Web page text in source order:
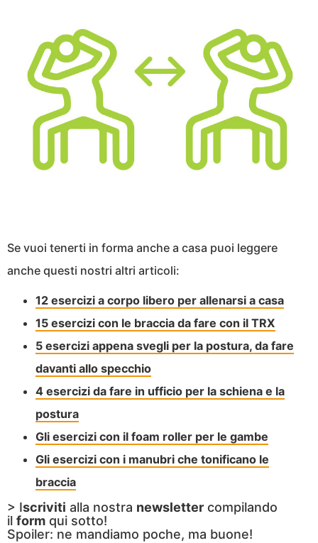
Se vuoi tenerti in forma anche a casa puoi leggere
anche questi nostri altri articoli:
12 esercizi a corpo libero per allenarsi a casa
15 esercizi con le braccia da fare con il TRX
5 esercizi appena svegli per la postura, da fare
davanti allo specchio
4 esercizi da fare in ufficio per la schiena e la
postura
Gli esercizi con il foam roller per le gambe
Gli esercizi con i manubri che tonificano le
braccia
> Iscriviti alla nostra newsletter compilando
il form qui sotto!
Spoiler: ne mandiamo poche, ma buone!